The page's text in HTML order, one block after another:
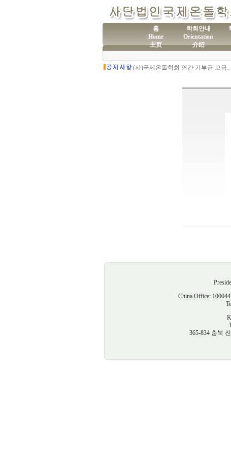
홈
Home
主页
학회안내
Orientation
介绍
(사)국제온돌학회 연간 기부
제60차 전통온돌기술자 교육 모집
China Office:
365-834 충북